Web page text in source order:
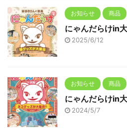
お知らせ 商品
にゃんだらけin
2025/6/12
お知らせ 商品
にゃんだらけin
2024/5/7